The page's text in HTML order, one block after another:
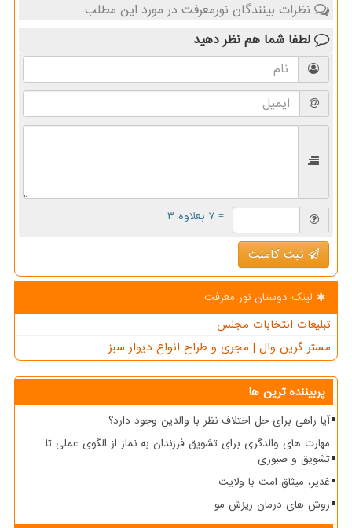
نظرات بینندگان نورمعرفت در مورد این مطلب
لطفا شما هم نظر دهید
= ۷ بعلاوه ۳
ثبت کامنت
لینک دوستان نور معرفت
تبلیغات انتخابات مجلس
مستر گرین وال | مجری و طراح انواع دیوار سبز
پربیننده ترین ها
آیا راهی برای حل اختلاف نظر با والدین وجود دارد؟
مهارت های والدگری برای تشویق فرزندان به نماز از الگوی عملی تا
تشویق و صبوری
غدیر، میثاق امت با ولایت
روش های درمان ریزش مو